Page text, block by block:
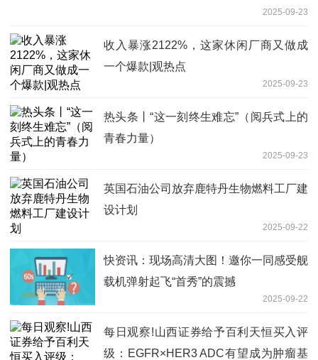
2025-09-23
收入暴涨2122%，这家休闲厂商又做成
一个爆款|观热点
2025-09-23
热头条丨“这一刻终生难忘”（阅兵式上的
青春力量）
2025-09-23
英国石油公司放弃鹿特丹生物燃料工厂建
设计划
2025-09-22
快资讯：现场高清大图！邀你一同感受舰
载机弹射起飞“首秀”的震撼
2025-09-22
每日观察!山西证券给予百利天恒买入评
级：EGFR×HER3 ADC有望成为肿瘤基